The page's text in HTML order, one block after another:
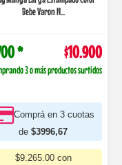
de
$3996,67
VER MÁS